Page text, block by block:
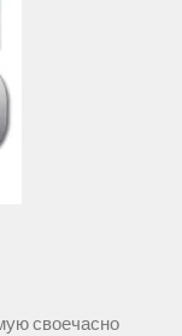
своечасно